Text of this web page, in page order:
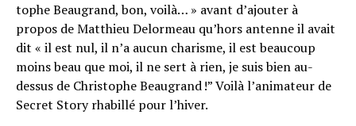
tophe Beau­grand, bon, voilà… » avant d’ajouter à
propos de Matthieu Delormeau qu’hors antenne il avait
dit « il est nul, il n’a aucun charisme, il est beau­coup
moins beau que moi, il ne sert à rien, je suis bien au-
dessus de Chris­tophe Beau­grand !” Voilà l’animateur de
Secret Story rhabillé pour l’hiver.